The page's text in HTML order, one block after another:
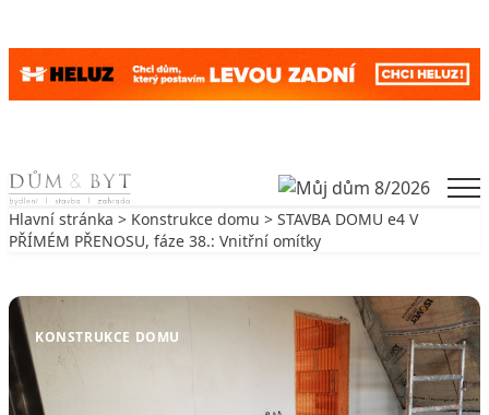
Skip to content
Hlavní stránka > Konstrukce domu > STAVBA DOMU e4 V
PŘÍMÉM PŘENOSU, fáze 38.: Vnitřní omítky
KONSTRUKCE DOMU